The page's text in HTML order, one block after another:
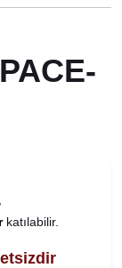
katılabilir.